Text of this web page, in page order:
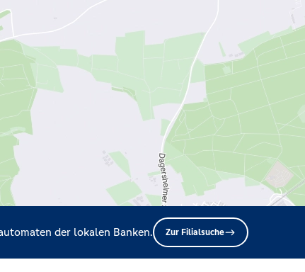
der lokalen Banken. Zur Filialsuche